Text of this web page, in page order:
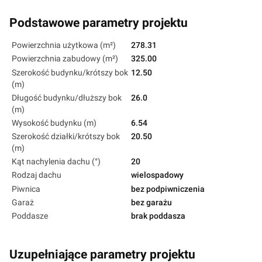
Podstawowe parametry projektu
Powierzchnia użytkowa (m²)
278.31
Powierzchnia zabudowy (m²)
325.00
Szerokość budynku/krótszy bok
(m)
12.50
Długość budynku/dłuższy bok
(m)
26.0
Wysokość budynku (m)
6.54
Szerokość działki/krótszy bok
(m)
20.50
Kąt nachylenia dachu (°)
20
Rodzaj dachu
wielospadowy
Piwnica
bez podpiwniczenia
Garaż
bez garażu
Poddasze
brak poddasza
Uzupełniające parametry projektu